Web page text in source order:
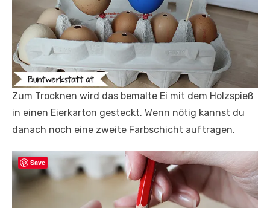
Zum Trocknen wird das bemalte Ei mit dem Holzspieß
in einen Eierkarton gesteckt. Wenn nötig kannst du
danach noch eine zweite Farbschicht auftragen.
Save